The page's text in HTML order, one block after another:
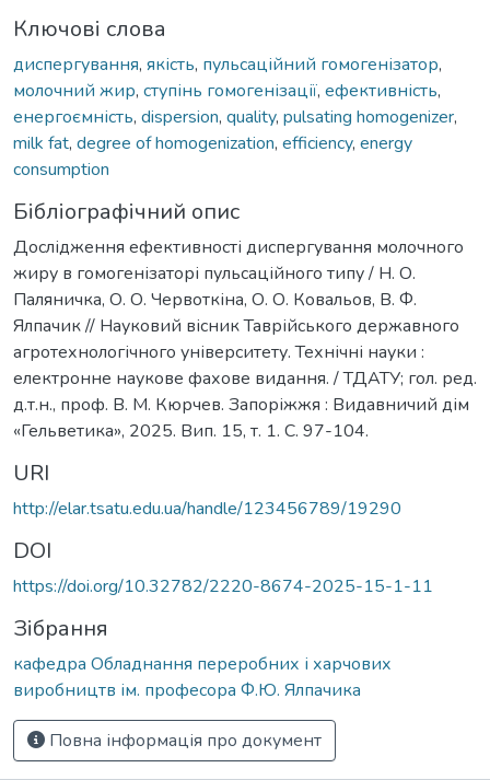
Ключові слова
диспергування, якість, пульсаційний гомогенізатор,
молочний жир, ступінь гомогенізації, ефективність,
енергоємність, dispersion, quality, pulsating homogenizer,
milk fat, degree of homogenization, efficiency, energy
consumption
Бібліографічний опис
Дослідження ефективності диспергування молочного
жиру в гомогенізаторі пульсаційного типу / Н. О.
Паляничка, О. О. Червоткіна, О. О. Ковальов, В. Ф.
Ялпачик // Науковий вісник Таврійського державного
агротехнологічного університету. Технічні науки :
електронне наукове фахове видання. / ТДАТУ; гол. ред.
д.т.н., проф. В. М. Кюрчев. Запоріжжя : Видавничий дім
«Гельветика», 2025. Вип. 15, т. 1. C. 97-104.
URI
http://elar.tsatu.edu.ua/handle/123456789/19290
DOI
https://doi.org/10.32782/2220-8674-2025-15-1-11
Зібрання
кафедра Обладнання переробних і харчових
виробництв ім. професора Ф.Ю. Ялпачика
Повна інформація про документ